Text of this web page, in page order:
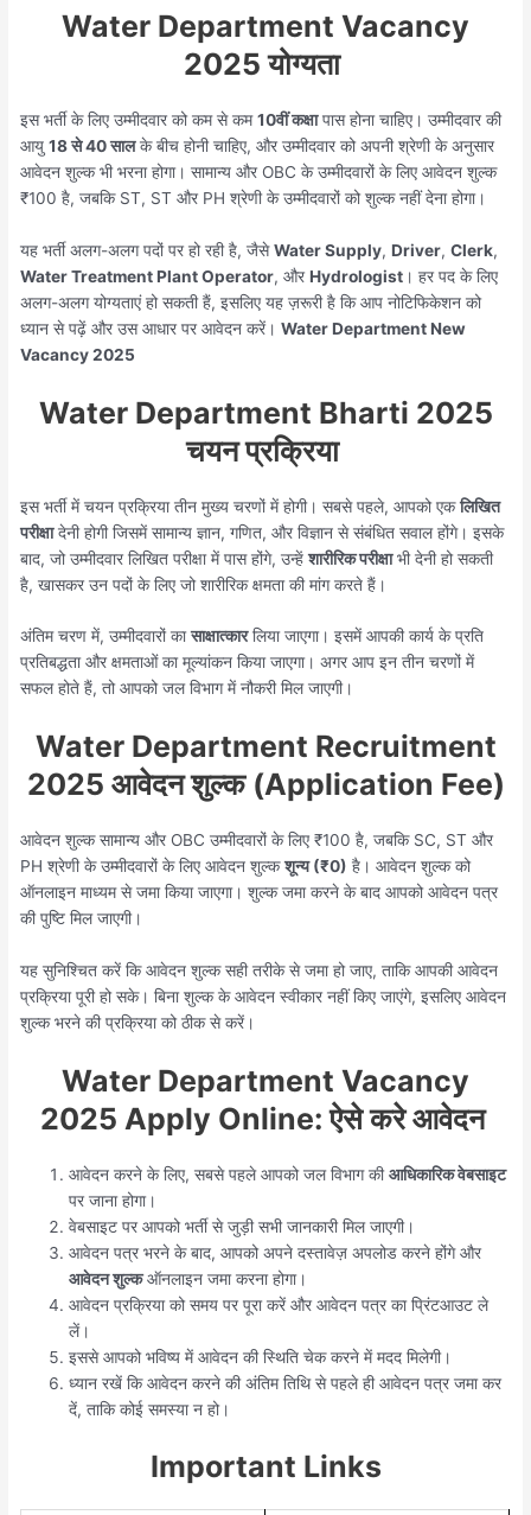
Water Department Vacancy
2025 योग्यता
इस भर्ती के लिए उम्मीदवार को कम से कम10वीं कक्षापास होना चाहिए। उम्मीदवार की
आयु18 से 40 सालके बीच होनी चाहिए, और उम्मीदवार को अपनी श्रेणी के अनुसार
आवेदन शुल्क भी भरना होगा। सामान्य और OBC के उम्मीदवारों के लिए आवेदन शुल्क
₹100 है, जबकि ST, ST और PH श्रेणी के उम्मीदवारों को शुल्क नहीं देना होगा।
यह भर्ती अलग-अलग पदों पर हो रही है, जैसेWater Supply,Driver,Clerk,
Water Treatment Plant Operator, औरHydrologist । हर पद के लिए
अलग-अलग योग्यताएं हो सकती हैं, इसलिए यह ज़रूरी है कि आप नोटिफिकेशन को
ध्यान से पढ़ें और उस आधार पर आवेदन करें।Water Department New
Vacancy 2025
Water Department Bharti 2025
चयन प्रक्रिया
इस भर्ती में चयन प्रक्रिया तीन मुख्य चरणों में होगी। सबसे पहले, आपको एकलिखित
परीक्षादेनी होगी जिसमें सामान्य ज्ञान, गणित, और विज्ञान से संबंधित सवाल होंगे। इसके
बाद, जो उम्मीदवार लिखित परीक्षा में पास होंगे, उन्हेंशारीरिक परीक्षाभी देनी हो सकती
है, खासकर उन पदों के लिए जो शारीरिक क्षमता की मांग करते हैं।
अंतिम चरण में, उम्मीदवारों कासाक्षात्कारलिया जाएगा। इसमें आपकी कार्य के प्रति
प्रतिबद्धता और क्षमताओं का मूल्यांकन किया जाएगा। अगर आप इन तीन चरणों में
सफल होते हैं, तो आपको जल विभाग में नौकरी मिल जाएगी।
Water Department Recruitment
2025 आवेदन शुल्क (Application Fee)
आवेदन शुल्क सामान्य और OBC उम्मीदवारों के लिए ₹100 है, जबकि SC, ST और
PH श्रेणी के उम्मीदवारों के लिए आवेदन शुल्कशून्य (₹0) है। आवेदन शुल्क को
ऑनलाइन माध्यम से जमा किया जाएगा। शुल्क जमा करने के बाद आपको आवेदन पत्र
की पुष्टि मिल जाएगी।
यह सुनिश्चित करें कि आवेदन शुल्क सही तरीके से जमा हो जाए, ताकि आपकी आवेदन
प्रक्रिया पूरी हो सके। बिना शुल्क के आवेदन स्वीकार नहीं किए जाएंगे, इसलिए आवेदन
शुल्क भरने की प्रक्रिया को ठीक से करें।
Water Department Vacancy
2025 Apply Online: ऐसे करे आवेदन
आवेदन करने के लिए, सबसे पहले आपको जल विभाग कीआधिकारिक वेबसाइट
पर जाना होगा।
वेबसाइट पर आपको भर्ती से जुड़ी सभी जानकारी मिल जाएगी।
आवेदन पत्र भरने के बाद, आपको अपने दस्तावेज़ अपलोड करने होंगे और
आवेदन शुल्कऑनलाइन जमा करना होगा।
आवेदन प्रक्रिया को समय पर पूरा करें और आवेदन पत्र का प्रिंटआउट ले
लें।
इससे आपको भविष्य में आवेदन की स्थिति चेक करने में मदद मिलेगी।
ध्यान रखें कि आवेदन करने की अंतिम तिथि से पहले ही आवेदन पत्र जमा कर
दें, ताकि कोई समस्या न हो।
Important Links